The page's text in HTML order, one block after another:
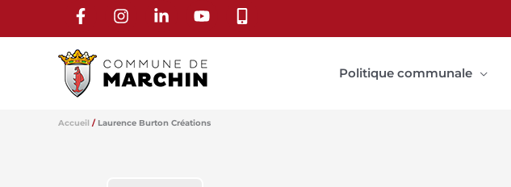
Politique communale
Accueil Laurence Burton Créations